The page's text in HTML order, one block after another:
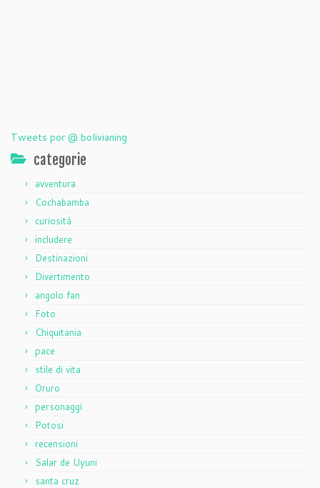
Tweets por @ bolivianing
categorie
avventura
Cochabamba
curiosità
includere
Destinazioni
Divertimento
angolo fan
Foto
Chiquitania
pace
stile di vita
Oruro
personaggi
Potosi
recensioni
Salar de Uyuni
santa cruz